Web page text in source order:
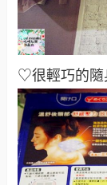
♡很輕巧的隨